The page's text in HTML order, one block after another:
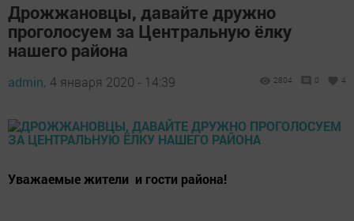
Дрожжановцы, давайте дружно
проголосуем за Центральную ёлку
нашего района
admin, 4 января 2020 - 14:39 2804 0 4
Уважаемые жители и гости района!